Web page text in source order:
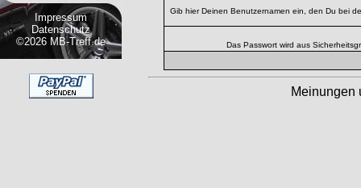
Impressum
Datenschutz
©2026 MB-Treff.de
Gib hier Deinen Benutzernamen ein, den Du bei
Das Passwort wird aus
Meinungen